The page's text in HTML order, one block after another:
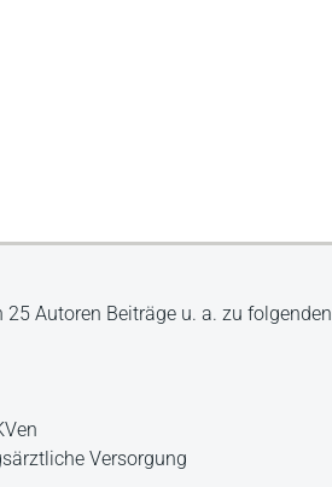
Autoren Beiträge u. a. zu folgenden
Versorgung